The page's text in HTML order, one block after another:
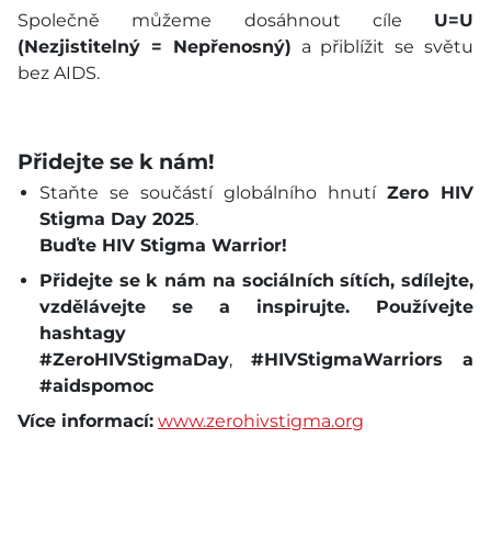
Společně můžeme dosáhnout cíle U=U
(Nezjistitelný = Nepřenosný) a přiblížit se světu
bez AIDS.
Přidejte se k nám!
Staňte se součástí globálního hnutí Zero HIV
Stigma Day 2025.
Buďte HIV Stigma Warrior!
Přidejte se k nám na sociálních sítích, sdílejte,
vzdělávejte se a inspirujte. Používejte
hashtagy
#ZeroHIVStigmaDay, #HIVStigmaWarriors a
#aidspomoc
Více informací: www.zerohivstigma.org